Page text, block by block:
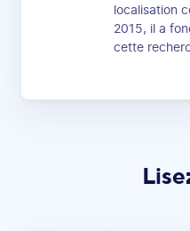
localisation
2015, il a
cette